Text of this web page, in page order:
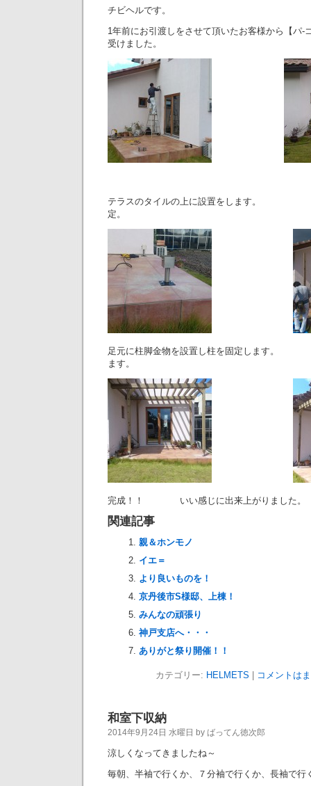
チビヘルです。
1年前にお引渡しをさせて頂いたお客様から【パ-
受けました。
テラスのタイルの上に設置をします
定。
足元に柱脚金物を設置し柱を固定します。
ます。
完成！！ いい感じに出来上がりました。
関連記事
親＆ホンモノ
イエ＝
より良いものを！
京丹後市S様邸、上棟！
みんなの頑張り
神戸支店へ・・・
ありがと祭り開催！！
カテゴリー: HELMETS コメントは
和室下収納
2014年9月24日 水曜日 by ばってん徳次郎
涼しくなってきましたね～
毎朝、半袖で行くか、７分袖で行くか、長袖で行